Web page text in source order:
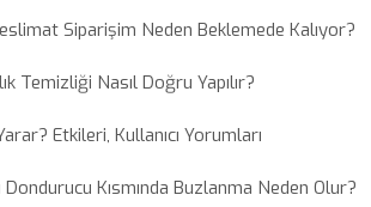
Siparişim Neden Beklemede Kalıyor?
Temizliği Nasıl Doğru Yapılır?
Etkileri, Kullanıcı Yorumları
Kısmında Buzlanma Neden Olur?